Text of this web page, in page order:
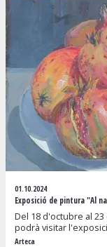
01.10.2024
Exposició de pintura "Al
Del 18 d'octubre al
podrà visitar
Arteca